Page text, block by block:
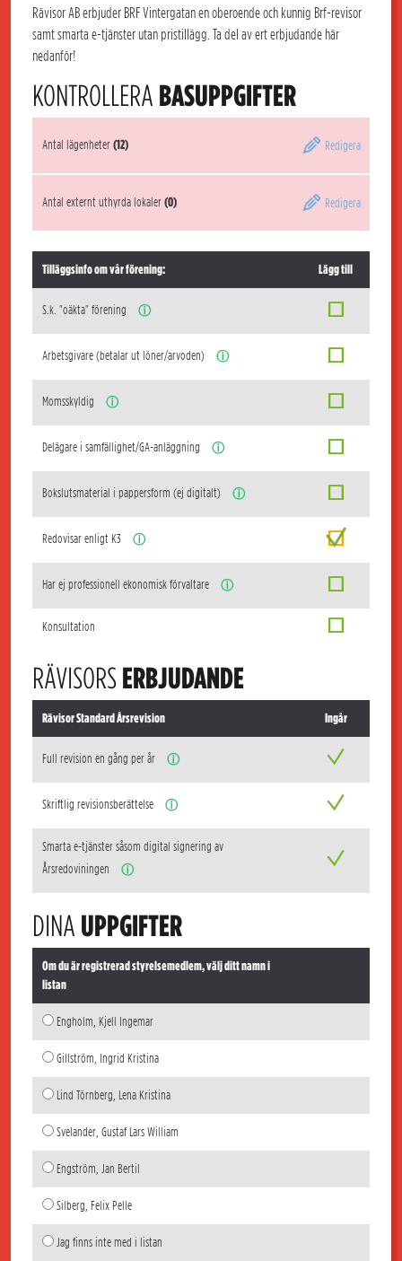
Rävisor AB erbjuder BRF Vintergatan en oberoende och kunnig Brf-revisor
samt smarta e-tjänster utan pristillägg. Ta del av ert erbjudande här
nedanför!
KONTROLLERA BASUPPGIFTER
Antal lägenheter(12) Redigera
Antal externt uthyrda lokaler(0) Redigera
Tilläggsinfo om vår förening: Lägg till
S.k. "oäkta" förening ⓘ
Arbetsgivare (betalar ut löner/arvoden) ⓘ
Momsskyldig ⓘ
Delägare i samfällighet/GA-anläggning ⓘ
Bokslutsmaterial i pappersform (ej digitalt) ⓘ
Redovisar enligt K3 ⓘ
Har ej professionell ekonomisk förvaltare ⓘ
Konsultation
RÄVISORSERBJUDANDE
Rävisor Standard Årsrevision Ingår
Full revision en gång per år ⓘ
Skriftlig revisionsberättelse ⓘ
Smarta e-tjänster såsom digital signering av
Årsredoviningen
ⓘ
DINA UPPGIFTER
Om du är registrerad styrelsemedlem, välj ditt namn i
listan
Engholm, Kjell Ingemar
Gillström, Ingrid Kristina
Lind Törnberg, Lena Kristina
Svelander, Gustaf Lars William
Engström, Jan Bertil
Silberg, Felix Pelle
Jag finns inte med i listan